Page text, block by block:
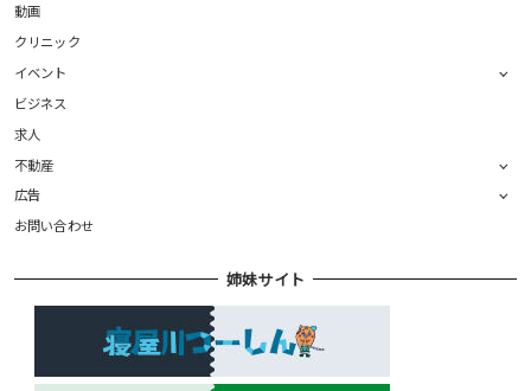
動画
クリニック
イベント
ビジネス
求人
不動産
広告
お問い合わせ
姉妹サイト